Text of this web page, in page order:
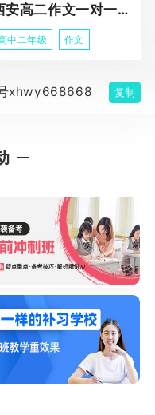
西安高二作文一对一辅导课程
中二年级 作文
xhwy668668 复制